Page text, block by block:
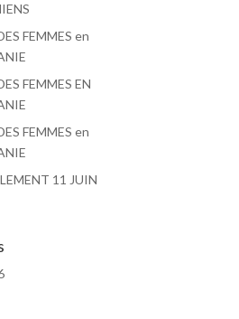
FEMMES en
FEMMES EN
FEMMES en
11 JUIN